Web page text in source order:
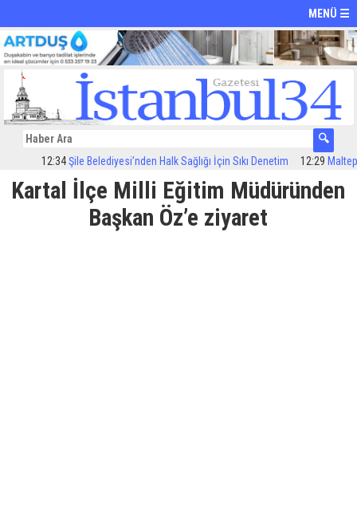
MENÜ ☰
12:34 Şile Belediyesi’nden Halk Sağlığı İçin Sıkı Denetim 12:29
Kartal İlçe Milli Eğitim Müdüründen
Başkan Öz’e ziyaret